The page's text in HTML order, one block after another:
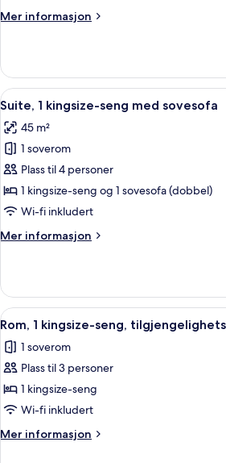
(Bathtub,
Mer informasjon
Mer
1
kingsize-
seng,
(Bathtub,
Balcony)
Åpne
alle
bildene
av
Suite,
1
kingsize-
med
Suite, 1
6
Suite, 1 kingsize-seng med sovesofa
45 m²
1 soverom
Plass til 4 personer
1 kingsize-seng og 1 sovesofa (dobbel)
Wi-fi inkludert
Mer informasjon
Mer
1
kingsize-
seng
sovesofa
Åpne
alle
bildene
av
Rom,
1
kingsize-
seng,
5
Rom, 1 kingsize-seng,
1 soverom
Plass til 3 personer
1 kingsize-seng
Wi-fi inkludert
Mer informasjon
Mer